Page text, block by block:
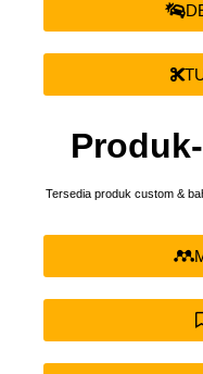
Tersedia produk custom &